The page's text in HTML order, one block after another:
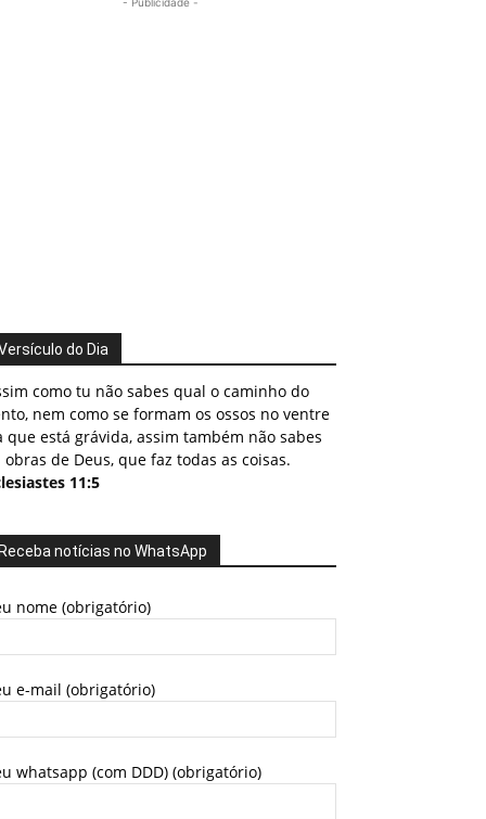
do Dia
como tu não sabes qual o caminho do
nem como se formam os ossos no ventre
que está grávida, assim também não sabes
obras de Deus, que faz todas as coisas.
11:5
notícias no WhatsApp
nome (obrigatório)
e-mail (obrigatório)
whatsapp (com DDD) (obrigatório)